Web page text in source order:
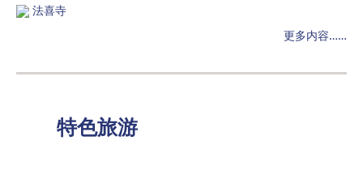
法喜寺
更多内容……
特色旅游